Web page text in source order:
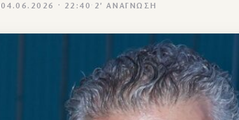
04.06.2026 · 22:40 · 2′ ΑΝΆΓΝΩΣΗ